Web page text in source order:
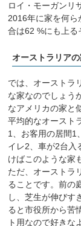
ロイ・モーガンリ
2016年に家を何ら
合は62 %にも上る
オーストラリア
では、オーストラ
な家なのでしょう
なアメリカの家と
平均的なオースト
1、お客用の居間1
イレ2、車が2台入
けばこのような家
ただ、オーストラ
ることです。前の
し、芝生が伸びす
ると市役所から苦
ト用なので好きな